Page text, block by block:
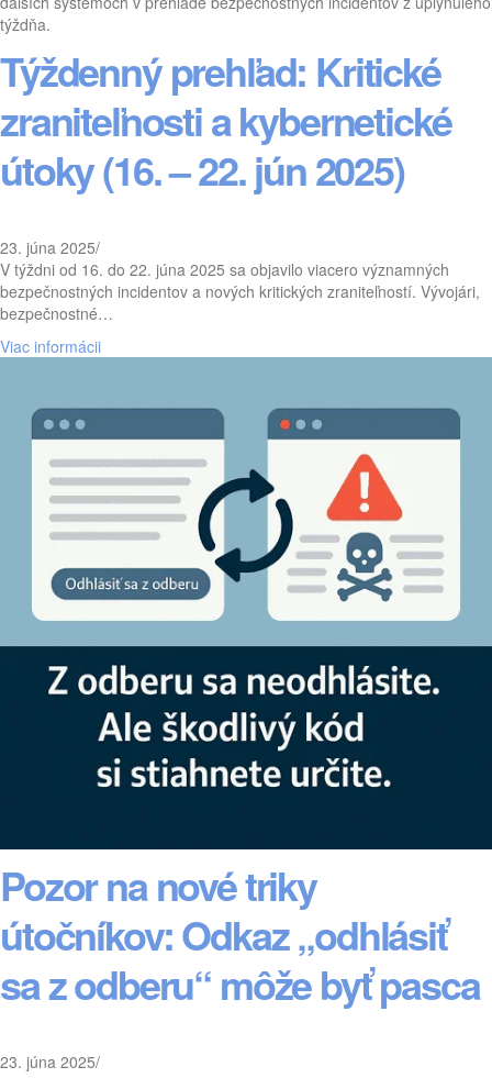
Týždenný prehľad: Kritické
zraniteľnosti a kybernetické
útoky (16. – 22. jún 2025)
23. júna 2025/
V týždni od 16. do 22. júna 2025 sa objavilo viacero významných
bezpečnostných incidentov a nových kritických zraniteľností. Vývojári,
bezpečnostné…
Viac informácii
Pozor na nové triky
útočníkov: Odkaz „odhlásiť
sa z odberu“ môže byť pasca
23. júna 2025/